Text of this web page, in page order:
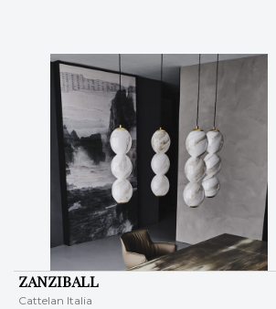
ZANZIBALL
Cattelan Italia